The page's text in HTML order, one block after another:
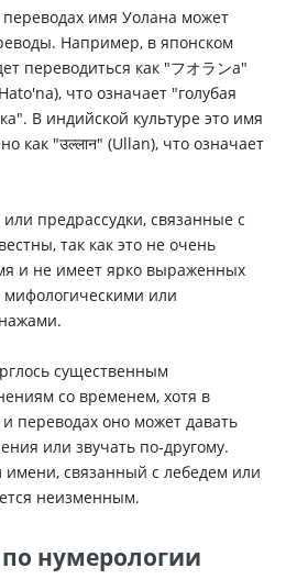
переводах имя Уолана может
Например, в японском
переводиться как "フオランа"
что означает "голубая
В индийской культуре это имя
как "उल्लान" (Ullan), что означает
предрассудки, связанные с
так как это не очень
и не имеет ярко выраженных
мифологическими или
существенным
со временем, хотя в
переводах оно может давать
или звучать по-другому.
связанный с лебедем или
неизменным.
нумерологии